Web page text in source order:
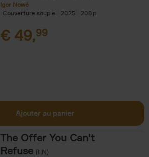
Igor Nowé
Couverture souple
2025 208
€ 49,99
Ajouter au panier
The Offer You Can't
Refuse (EN)